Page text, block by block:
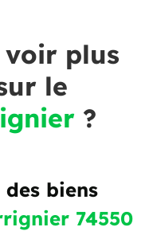
voir plus
le
?
des biens
74550